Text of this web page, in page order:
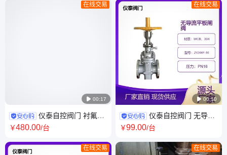
 00:17
在线交易
仪泰自控阀门 衬氟管
道阻火器 型号GZW-16 耐腐蚀
￥480.00/台
在线交易
 00:10
在线交易
仪泰自控阀门 无导流
平板闸阀 型号Z43WF-16 铸
￥99.00/台
在线交易